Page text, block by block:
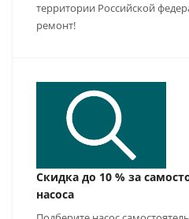
территории Российской
ремонт!
Скидка до 10 % за
насоса